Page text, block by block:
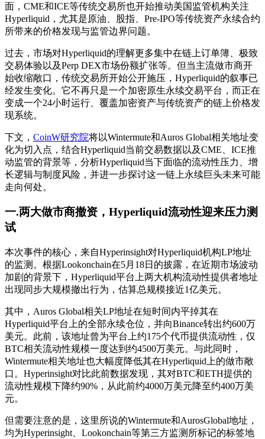
面，CME和ICE等传统交易所也开始推动美国监管机构关注
Hyperliquid，尤其是原油、股指、Pre-IPO等传统资产永续合约
所带来的价格发现与监管边界问题。
过去，市场对Hyperliquid的理解更多集中在链上订单簿、极致
交易体验以及Perp DEX市场份额扩张等。但当主流做市商开
始收缩敞口，传统交易所开始公开施压，Hyperliquid的叙事已
经发生变化。它不再只是一个加密原生永续交易平台，而正在
变成一个24小时运行、覆盖加密资产与传统资产的链上价格发
现系统。
下文， CoinW研究院将以Wintermute和Auros Global相关地址变
化为切入点，结合Hyperliquid当前交易数据以及CME、ICE推
动监管的背景等，分析Hyperliquid当下面临的流动性压力、增
长逻辑与制度风险，并进一步探讨这一链上永续巨头未来可能
走向何处。
一.两大做市商撤资，Hyperliquid流动性迎来压力测
试
本次事件的核心，来自Hyperinsight对Hyperliquid机构LP地址
的监测。根据Lookonchain在5月18日的披露，在近期市场波动
加剧的背景下，Hyperliquid平台上两大机构流动性提供者地址
出现同步大规模撤出行为，估算总规模接近1亿美元。
其中，Auros Global相关LP地址在短时间内平掉其在
Hyperliquid平台上的全部永续仓位，并向Binance转出约600万
美元。此前，该地址曾为平台上约175个代币提供流动性，仅
BTC相关流动性规模一度达到约4500万美元。与此同时，
Wintermute相关地址也大幅度降低其在Hyperliquid上的做市敞
口。Hyperinsight对比此前数据发现，其对BTC和ETH提供的
流动性规模下降约90%，从此前约4000万美元降至约400万美
元。
但需要注意的是，这里所说的Wintermute和AurosGlobal地址，
均为Hyperinsight、Lookonchain等第三方监测所标记的标签地